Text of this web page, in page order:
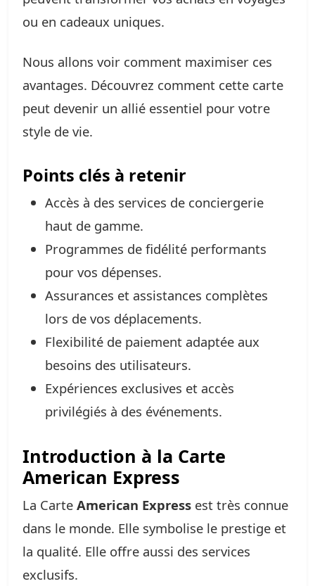
ou en cadeaux uniques.
Nous allons voir comment maximiser ces
avantages. Découvrez comment cette carte
peut devenir un allié essentiel pour votre
style de vie.
Points clés à retenir
Accès à des services de conciergerie
haut de gamme.
Programmes de fidélité performants
pour vos dépenses.
Assurances et assistances complètes
lors de vos déplacements.
Flexibilité de paiement adaptée aux
besoins des utilisateurs.
Expériences exclusives et accès
privilégiés à des événements.
Introduction à la Carte
American Express
La Carte American Express est très connue
dans le monde. Elle symbolise le prestige et
la qualité. Elle offre aussi des services
exclusifs.